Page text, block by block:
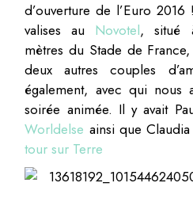
d’ouverture de l’Euro
valises au Novotel, situé
mètres du Stade de
deux autres couples
également, avec qui nous
soirée animée. Il y avait
Worldelse ainsi que
tour sur Terre